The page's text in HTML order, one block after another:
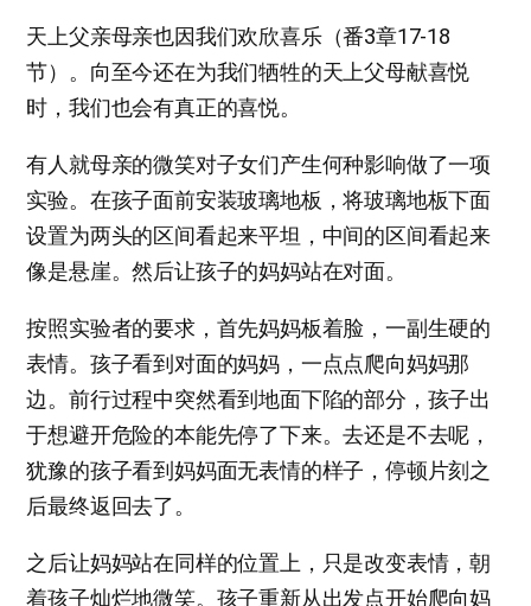
天上父亲母亲也因我们欢欣喜乐（番3章17-18
节）。向至今还在为我们牺牲的天上父母献喜悦
时，我们也会有真正的喜悦。
有人就母亲的微笑对子女们产生何种影响做了一项
实验。在孩子面前安装玻璃地板，将玻璃地板下面
设置为两头的区间看起来平坦，中间的区间看起来
像是悬崖。然后让孩子的妈妈站在对面。
按照实验者的要求，首先妈妈板着脸，一副生硬的
表情。孩子看到对面的妈妈，一点点爬向妈妈那
边。前行过程中突然看到地面下陷的部分，孩子出
于想避开危险的本能先停了下来。去还是不去呢，
犹豫的孩子看到妈妈面无表情的样子，停顿片刻之
后最终返回去了。
之后让妈妈站在同样的位置上，只是改变表情，朝
着孩子灿烂地微笑。孩子重新从出发点开始爬向妈